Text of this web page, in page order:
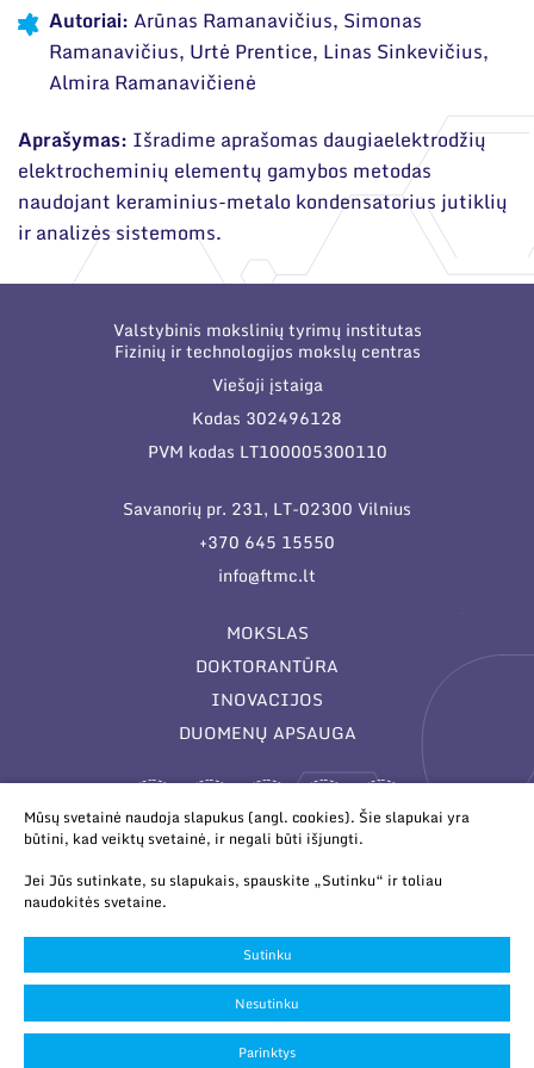
organizacijose bei asociacijose
Moksliniai skyriai
Mokslinės publikacijos
Mokslo projektai
Patentai
Mokslo renginiai
Informacija studentams
Informacija moksleiviams ir mokytojams
Nuo moksleivio iki mokslininko
Autoriai:Arūnas Ramanavičius, Simonas
Ramanavičius, Urtė Prentice, Linas Sinkevičius,
Almira Ramanavičienė
Aprašymas: Išradime aprašomas daugiaelektrodžių
elektrocheminių elementų gamybos metodas
naudojant keraminius-metalo kondensatorius jutiklių
ir analizės sistemoms.
Valstybinis mokslinių tyrimų institutas
Fizinių ir technologijos mokslų centras
Viešoji įstaiga
Kodas 302496128
PVM kodas LT100005300110
Savanorių pr. 231, LT-02300 Vilnius
+370 645 15550
info@ftmc.lt
MOKSLAS
DOKTORANTŪRA
INOVACIJOS
DUOMENŲ APSAUGA
© 2026 Valstybinis mokslinių tyrimų institutas Fizinių ir
technologijos mokslų centras. Duomenys kaupiami ir saugomi
Juridinių asmenų registre.
Slapukų parinktys
Duomenų apsauga
Sukurta:TEXUS
Mūsų svetainė naudoja slapukus (angl. cookies). Šie slapukai yra
būtini, kad veiktų svetainė, ir negali būti išjungti.
Jei Jūs sutinkate, su slapukais, spauskite „Sutinku“ ir toliau
naudokitės svetaine.
Sutinku
Nesutinku
Parinktys